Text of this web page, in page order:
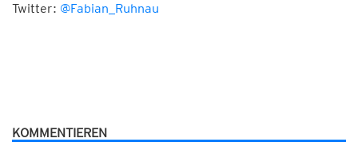
Twitter: @Fabian_Ruhnau
KOMMENTIEREN